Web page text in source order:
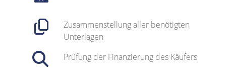
Zusammenstellung aller benötigten
Unterlagen
Prüfung der Finanzierung des Käufers